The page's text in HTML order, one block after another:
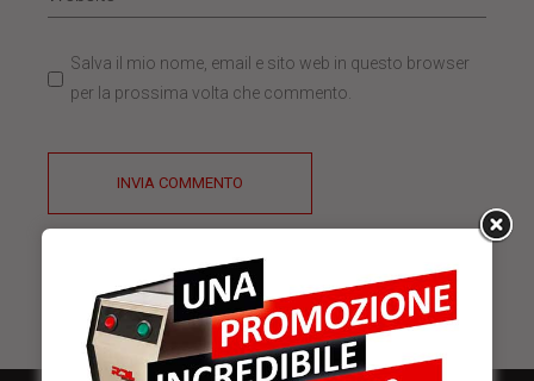
Salva il mio nome, email e sito web in questo browser
per la prossima volta che commento.
INVIA COMMENTO